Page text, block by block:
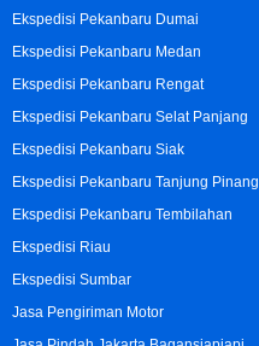
Ekspedisi Pekanbaru Dumai
Ekspedisi Pekanbaru Medan
Ekspedisi Pekanbaru Rengat
Ekspedisi Pekanbaru Selat Panjang
Ekspedisi Pekanbaru Siak
Ekspedisi Pekanbaru Tanjung Pinang
Ekspedisi Pekanbaru Tembilahan
Ekspedisi Riau
Ekspedisi Sumbar
Jasa Pengiriman Motor